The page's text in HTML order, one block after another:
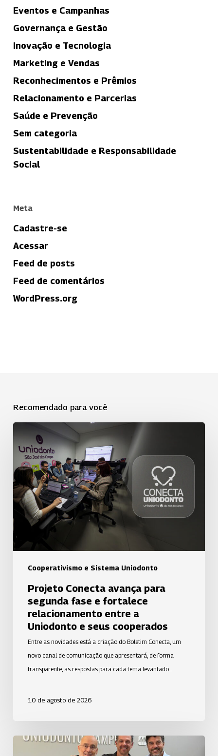
Eventos e Campanhas
Governança e Gestão
Inovação e Tecnologia
Marketing e Vendas
Reconhecimentos e Prêmios
Relacionamento e Parcerias
Saúde e Prevenção
Sem categoria
Sustentabilidade e Responsabilidade
Social
Meta
Cadastre-se
Acessar
Feed de posts
Feed de comentários
WordPress.org
Recomendado para você
Cooperativismo e Sistema Uniodonto
Conecta
avança
para
segunda
fase
fortalece
relacionamento
entre
seus
cooperados
Projeto Conecta avança para
segunda fase e fortalece
relacionamento entre a
Uniodonto e seus cooperados
Entre as novidades está a criação do Boletim Conecta, um
novo canal de comunicação que apresentará, de forma
transparente, as respostas para cada tema levantado…
10 de agosto de 2026
Uniodonto